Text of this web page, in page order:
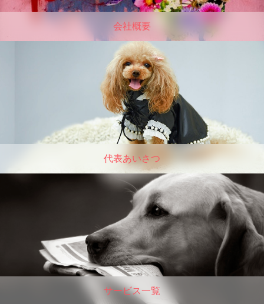
会社概要
代表あいさつ
サービス一覧